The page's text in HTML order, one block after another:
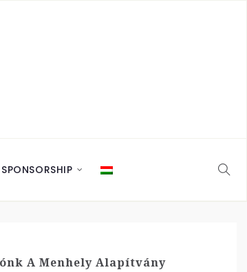
SPONSORSHIP
A Menhely Alapítvány